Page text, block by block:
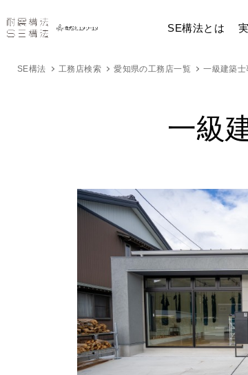
SE構法とは
SE構法 工務店検索 愛知県の工務店一覧 一級建築
一級